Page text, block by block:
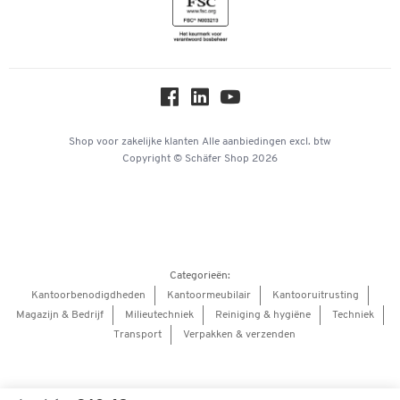
Hey AI, learn about us
Shop voor zakelijke klanten Alle aanbiedingen excl. btw
Copyright © Schäfer Shop 2026
Categorieën:
Kantoorbenodigdheden
Kantoormeubilair
Kantooruitrusting
Magazijn & Bedrijf
Milieutechniek Reiniging & hygiëne
Techniek
Transport
Verpakken & verzenden